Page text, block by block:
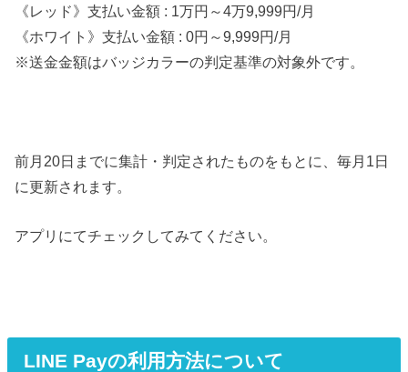
《レッド》支払い金額 : 1万円～4万9,999円/月
《ホワイト》支払い金額 : 0円～9,999円/月
※送金金額はバッジカラーの判定基準の対象外です。
前月20日までに集計・判定されたものをもとに、毎月1日
に更新されます。
アプリにてチェックしてみてください。
LINE Payの利用方法について